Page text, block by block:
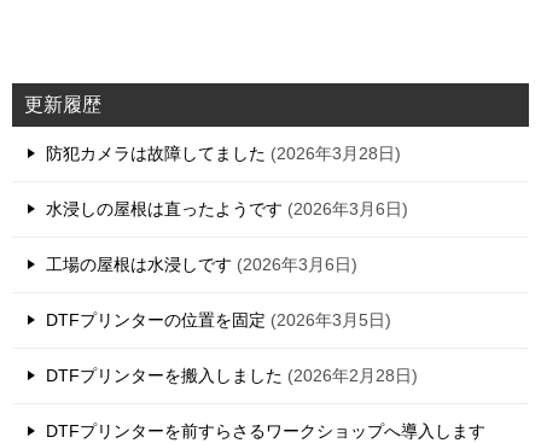
更新履歴
防犯カメラは故障してました 2026年3月28日
水浸しの屋根は直ったようです 2026年3月6日
工場の屋根は水浸しです 2026年3月6日
DTFプリンターの位置を固定 2026年3月5日
DTFプリンターを搬入しました 2026年2月28日
DTFプリンターを前すらさるワークショップへ導入します